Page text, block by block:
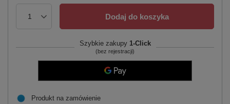
Dodaj do koszyka
Szybkie zakupy 1-Click
(bez rejestracji)
Produkt na zamówienie